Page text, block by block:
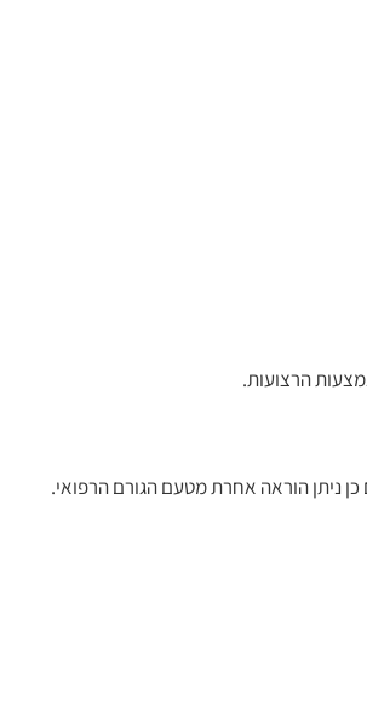
הרצועות.
ניתן הוראה אחרת מטעם הגורם הרפואי.